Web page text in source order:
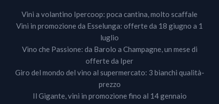
Vini a volantino Ipercoop: poca cantina, molto scaffale
Vini in promozione da Esselunga: offerte da 18 giugno a 1
luglio
Vino che Passione: da Barolo a Champagne, un mese di
offerte da Iper
Giro del mondo del vino al supermercato: 3 bianchi qualità-
prezzo
Il Gigante, vini in promozione fino al 14 gennaio